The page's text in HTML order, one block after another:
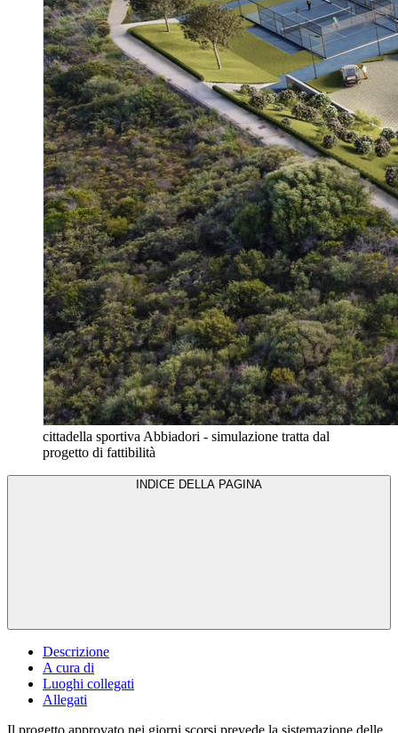
cittadella sportiva Abbiadori - simulazione tratta dal
progetto di fattibilità
Descrizione
A cura di
Luoghi collegati
Allegati
Il progetto approvato nei giorni scorsi prevede la sistemazione delle